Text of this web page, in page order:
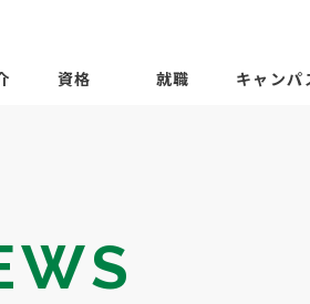
資格 就職 キャンパ